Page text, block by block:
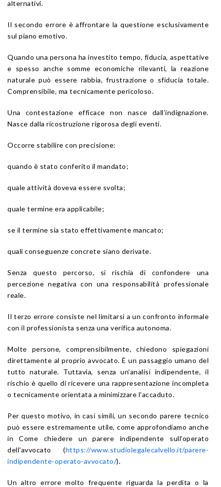
alternativi.
Il secondo errore è affrontare la questione esclusivamente
sul piano emotivo.
Quando una persona ha investito tempo, fiducia, aspettative
e spesso anche somme economiche rilevanti, la reazione
naturale può essere rabbia, frustrazione o sfiducia totale.
Comprensibile, ma tecnicamente pericoloso.
Una contestazione efficace non nasce dall’indignazione.
Nasce dalla ricostruzione rigorosa degli eventi.
Occorre stabilire con precisione:
quando è stato conferito il mandato;
quale attività doveva essere svolta;
quale termine era applicabile;
se il termine sia stato effettivamente mancato;
quali conseguenze concrete siano derivate.
Senza questo percorso, si rischia di confondere una
percezione negativa con una responsabilità professionale
reale.
Il terzo errore consiste nel limitarsi a un confronto informale
con il professionista senza una verifica autonoma.
Molte persone, comprensibilmente, chiedono spiegazioni
direttamente al proprio avvocato. È un passaggio umano del
tutto naturale. Tuttavia, senza un’analisi indipendente, il
rischio è quello di ricevere una rappresentazione incompleta
o tecnicamente orientata a minimizzare l’accaduto.
Per questo motivo, in casi simili, un secondo parere tecnico
può essere estremamente utile, come approfondiamo anche
in Come chiedere un parere indipendente sull’operato
dell’avvocato (https://www.studiolegalecalvello.it/parere-
indipendente-operato-avvocato/).
Un altro errore molto frequente riguarda la perdita o la